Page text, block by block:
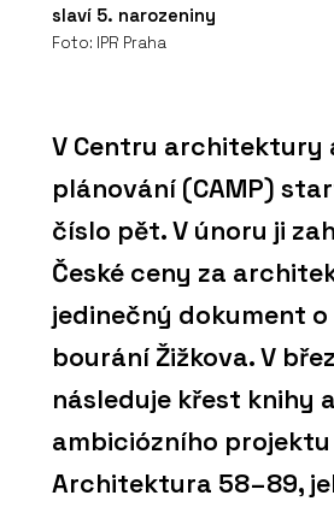
slaví 5. narozeniny
Foto: IPR Praha
V Centru architektury
plánování (CAMP)
číslo pět. V únoru ji
České ceny za
jedinečný dokument
bourání Žižkova. V
následuje křest knihy
ambiciózního projektu
Architektura 58–89,